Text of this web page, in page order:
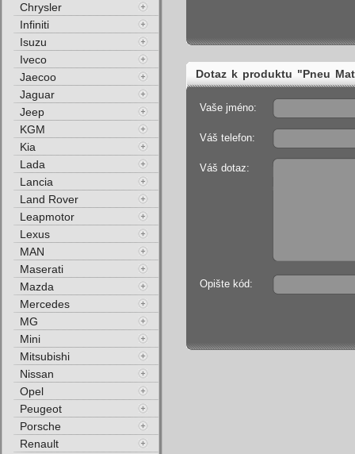
Dotaz k produktu "Pneu
Vaše jméno:
Váš telefon:
Váš dotaz:
Opište kód:
Chrysler
Infiniti
Isuzu
Iveco
Jaecoo
Jaguar
Jeep
KGM
Kia
Lada
Lancia
Land Rover
Leapmotor
Lexus
MAN
Maserati
Mazda
Mercedes
MG
Mini
Mitsubishi
Nissan
Opel
Peugeot
Porsche
Renault